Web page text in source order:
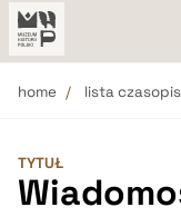
home lista
TYTUŁ